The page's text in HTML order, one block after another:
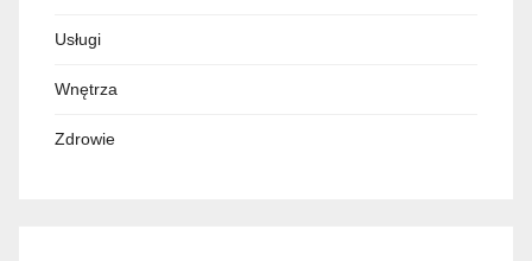
Usługi
Wnętrza
Zdrowie